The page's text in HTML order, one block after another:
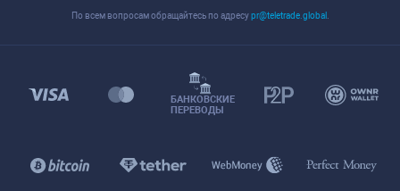
По всем вопросам обращайтесь по адресуpr@teletrade.global
БАНКОВСКИЕ
ПЕРЕВОДЫ